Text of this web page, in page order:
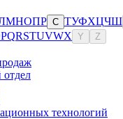
МНОПР С ТУФХЦЧШ
PQRSTUVWX Y Z
отдел
технологий